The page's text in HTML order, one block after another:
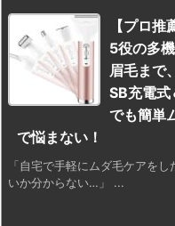
【プロ
5役の多
眉毛まで
SB充電式
でも簡単
で悩まない！
「自宅で手軽にムダ毛ケアを
いか分からない…」 ...